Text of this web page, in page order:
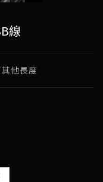
線
他長度